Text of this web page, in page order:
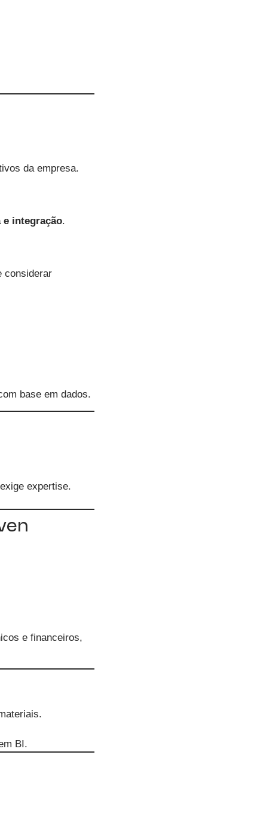
da empresa.
e integração.
considerar
base em dados.
expertise.
e financeiros,
BI.